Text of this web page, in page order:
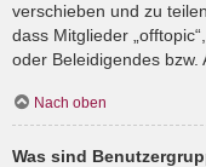
verschieben und zu
dass Mitglieder
oder Beleidigendes bzw.
Nach oben
Was sind